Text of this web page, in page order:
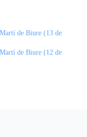
de Biure (13 de
de Biure (12 de